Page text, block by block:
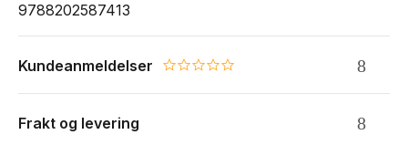
9788202587413
Kundeanmeldelser 0.0 star rating
Frakt og levering